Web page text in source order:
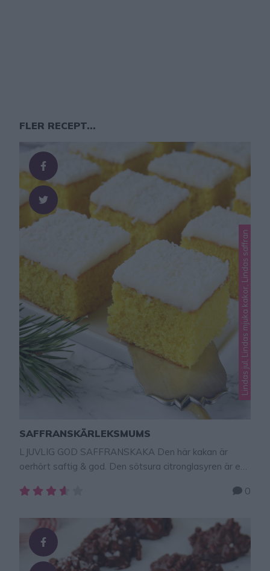
FLER RECEPT...
Lindas jul, Lindas mjuka kakor, Lindas saffran
SAFFRANSKÄRLEKSMUMS
LJUVLIG GOD SAFFRANSKAKA Den här kakan är
oerhört saftig & god. Den sötsura citronglasyren är en
kan göra glasyren utan citron och blanda med vatten
align="alignnone" width="288"] Superläckra
saffransflorsockerbullar med smörkräm – klicka här eller
på bilden för recept![/caption] [caption
id="attachment_53347" align="alignnone"
0